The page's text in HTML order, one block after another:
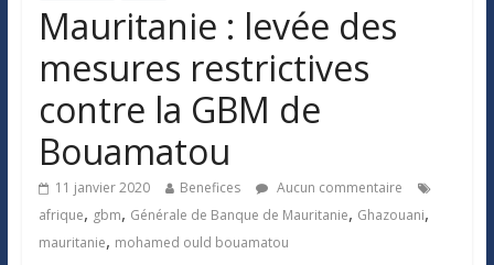
Mauritanie : levée des
mesures restrictives
contre la GBM de
Bouamatou
11 janvier 2020 Benefices
Aucun commentaire
afrique, gbm, Générale de Banque de Mauritanie, Ghazouani,
mauritanie, mohamed ould bouamatou